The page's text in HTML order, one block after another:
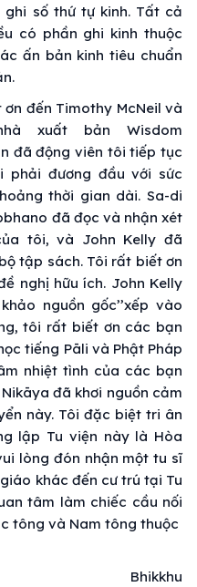
số thứ tự kinh. Tất cả
có phần ghi kinh thuộc
ấn bản kinh tiêu chuẩn
đến Timothy McNeil và
xuất bản Wisdom
đã động viên tôi tiếp tục
phải đương đầu với sức
thời gian dài. Sa-di
đã đọc và nhận xét
tôi, và John Kelly đã
tập sách. Tôi rất biết ơn
nghị hữu ích. John Kelly
nguồn gốc’’xếp vào
tôi rất biết ơn các bạn
tiếng Pāli và Phật Pháp
nhiệt tình của các bạn
đã khơi nguồn cảm
này. Tôi đặc biệt tri ân
lập Tu viện này là Hòa
lòng đón nhận một tu sĩ
khác đến cư trú tại Tu
tâm làm chiếc cầu nối
tông và Nam tông thuộc